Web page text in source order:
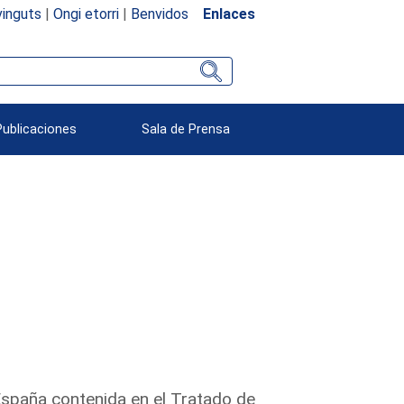
| Ongi etorri| Benvidos Enlaces
Sala de Prensa
contenida en el Tratado de